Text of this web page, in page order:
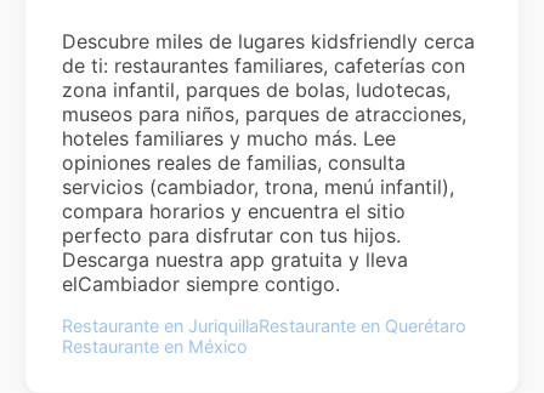
Descubre miles de lugares kidsfriendly cerca
de ti: restaurantes familiares, cafeterías con
zona infantil, parques de bolas, ludotecas,
museos para niños, parques de atracciones,
hoteles familiares y mucho más. Lee
opiniones reales de familias, consulta
servicios (cambiador, trona, menú infantil),
compara horarios y encuentra el sitio
perfecto para disfrutar con tus hijos.
Descarga nuestra app gratuita y lleva
elCambiador siempre contigo.
Restaurante en JuriquillaRestaurante en Querétaro
Restaurante en México